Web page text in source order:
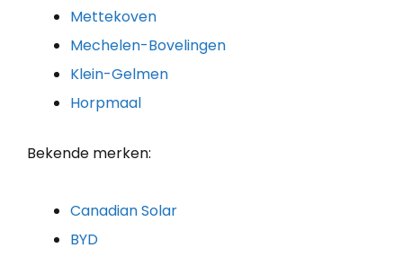
Mettekoven
Mechelen-Bovelingen
Klein-Gelmen
Horpmaal
Bekende merken:
Canadian Solar
BYD